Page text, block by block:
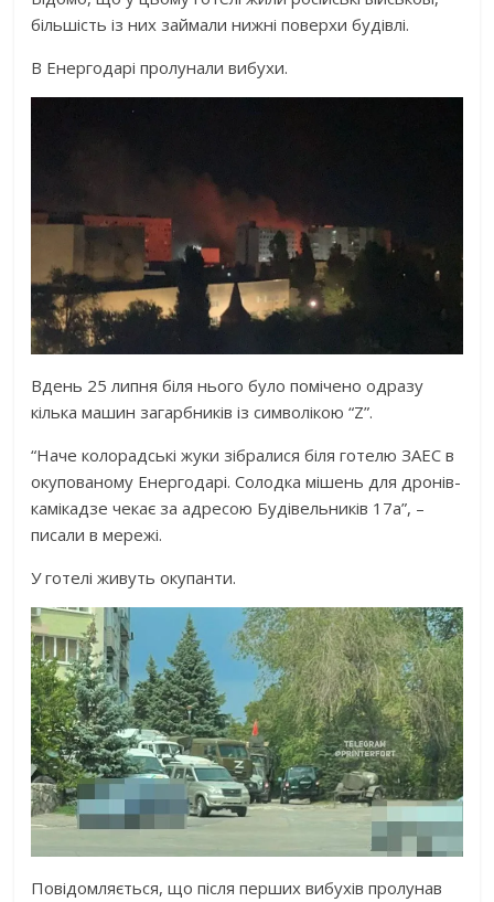
більшість із них займали нижні поверхи будівлі.
В Енергодарі пролунали вибухи.
Вдень 25 липня біля нього було помічено одразу
кілька машин загарбників із символікою “Z”.
“Наче колорадські жуки зібралися біля готелю ЗАЕС в
окупованому Енергодарі. Солодка мішень для дронів-
камікадзе чекає за адресою Будівельників 17а”, –
писали в мережі.
У готелі живуть окупанти.
Повідомляється, що після перших вибухів пролунав